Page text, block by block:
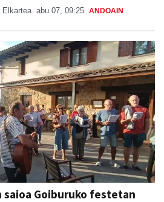
Elkartea abu 07, 09:25 ANDOAIN
Goiburuko festetan